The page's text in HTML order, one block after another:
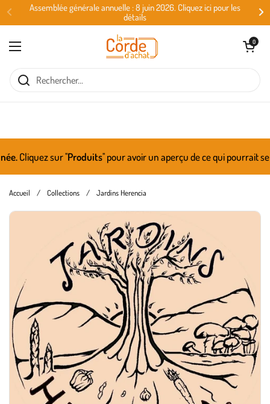
Passer au contenu
Assemblée générale annuelle : 8 juin 2026. Cliquez ici pour les
détails
Ouvrir le menu
Ouvrir le
0
Cliquez sur ''Produits'' pour avoir un aperçu de ce qui pourrait se
Accueil / Collections / Jardins Herencia